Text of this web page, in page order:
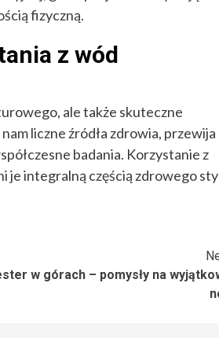
fizyczną.
z wód
ale także skuteczne
liczne źródła zdrowia, przewija
badania. Korzystanie z
je integralną częścią zdrowego
w górach – pomysły na